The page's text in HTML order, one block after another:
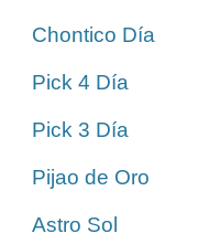
Chontico Día
Pick 4 Día
Pick 3 Día
Pijao de Oro
Astro Sol